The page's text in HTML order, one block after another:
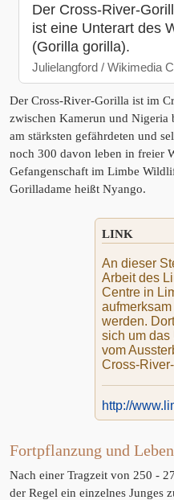
Der Cross-River-
ist eine Unterart des
(Gorilla gorilla).
Julielangford / Wikimedia
Der Cross-River-Gorilla ist im
zwischen Kamerun und Nigeria
am stärksten gefährdeten und
noch 300 davon leben in freier
Gefangenschaft im Limbe
Gorilladame heißt Nyango.
LINK
An dieser
Arbeit des
Centre in
werden.
sich um das
vom
Cross-
http://
Fortpflanzung und
Nach einer Tragzeit von 250 -
der Regel ein einzelnes Junges